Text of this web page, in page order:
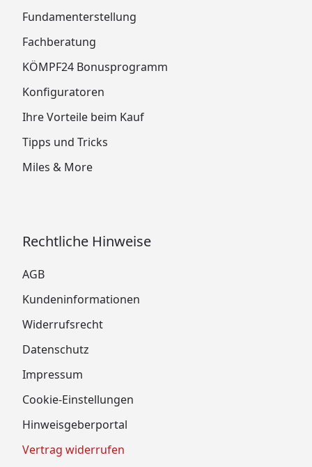
Fundamenterstellung
Fachberatung
KÖMPF24 Bonusprogramm
Konfiguratoren
Ihre Vorteile beim Kauf
Tipps und Tricks
Miles & More
Rechtliche Hinweise
AGB
Kundeninformationen
Widerrufsrecht
Datenschutz
Impressum
Cookie-Einstellungen
Hinweisgeberportal
Vertrag widerrufen